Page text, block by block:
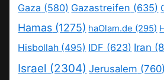
Gaza (580) Gazastreifen (635)
Hamas (1275) haOlam.de (295)
Hisbollah (495) IDF (623) Iran
Israel (2304) Jerusalem (760)